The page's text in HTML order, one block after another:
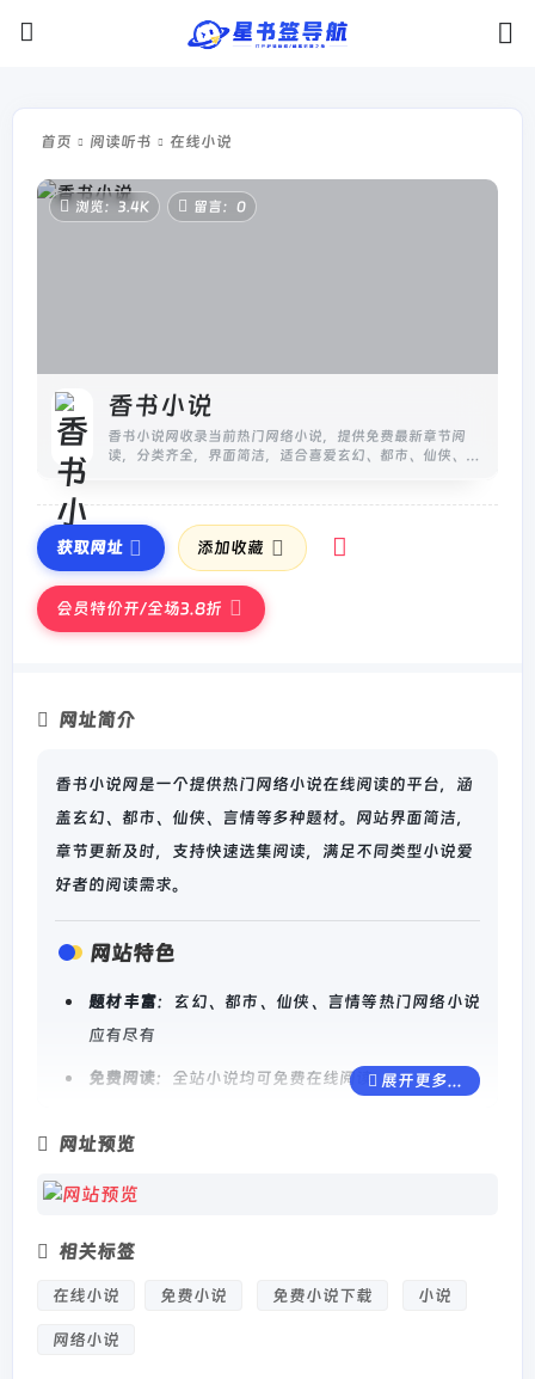
首页 阅读听书 在线小说
浏览：3.4K 留言：0
香书小说
香书小说网收录当前热门网络小说，提供免费最新章节阅
读，分类齐全，界面简洁，适合喜爱玄幻、都市、仙侠、言
获取网址 添加收藏
会员特价开/全场3.8折
网址简介
香书小说网是一个提供热门网络小说在线阅读的平台，涵
盖玄幻、都市、仙侠、言情等多种题材。网站界面简洁，
章节更新及时，支持快速选集阅读，满足不同类型小说爱
好者的阅读需求。
网站特色
题材丰富：玄幻、都市、仙侠、言情等热门网络小说
应有尽有
免费阅读：全站小说均可免费在线阅读
收录当下最火热的网络小说资源
提供按分类、题材浏览的查找方式
点击章节目录即可进入阅读模式
展开更多...
网址预览
相关标签
在线小说 免费小说 免费小说下载 小说
网络小说